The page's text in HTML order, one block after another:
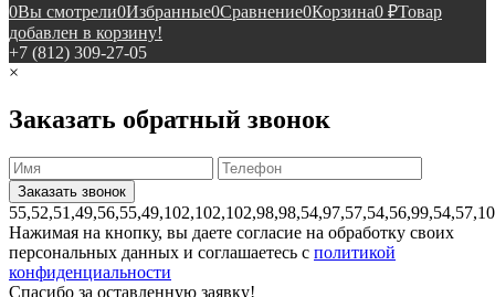
0Вы смотрели0Избранные0Сравнение0Корзина0 ₽Товар
добавлен в корзину!
+7 (812) 309-27-05
×
Заказать обратный звонок
Нажимая на кнопку, вы даете согласие на обработку своих
персональных данных и соглашаетесь с политикой
конфиденциальности
Спасибо за оставленную заявку!